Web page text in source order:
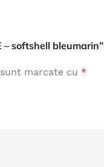
– softshell bleumarin”
marcate cu *